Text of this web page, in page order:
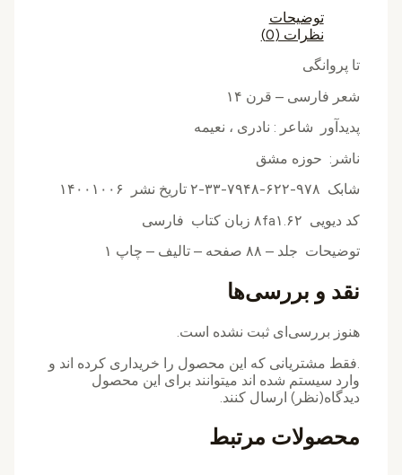
توضیحات
نظرات (0)
تا پروانگی
شعر فارسی – قرن ۱۴
پدیدآور شاعر : نادری ، نعیمه
ناشر: حوزه مشق
شابک ۹۷۸-۶۲۲-۷۹۴۸-۳۳-۲ تاریخ نشر ۱۴۰۰۱۰۰۶
کد دیویی ۸fa۱.۶۲‌ زبان کتاب فارسی
توضیحات جلد – ۸۸ صفحه – تالیف – چاپ ۱
نقد و بررسی‌ها
هنوز بررسی‌ای ثبت نشده است.
.فقط مشتریانی که این محصول را خریداری کرده اند و
وارد سیستم شده اند میتوانند برای این محصول
دیدگاه(نظر) ارسال کنند.
محصولات مرتبط